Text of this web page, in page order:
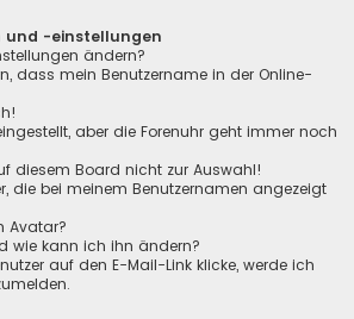
und -einstellungen
ändern?
dass mein Benutzername in der Online-
aber die Forenuhr geht immer noch
diesem Board nicht zur Auswahl!
die bei meinem Benutzernamen angezeigt
Avatar?
wie kann ich ihn ändern?
auf den E-Mail-Link klicke, werde ich